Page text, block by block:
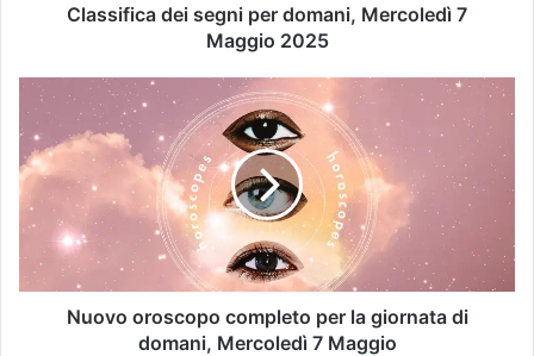
Classifica dei segni per domani, Mercoledì 7
Maggio 2025
Nuovo oroscopo completo per la giornata di
domani, Mercoledì 7 Maggio